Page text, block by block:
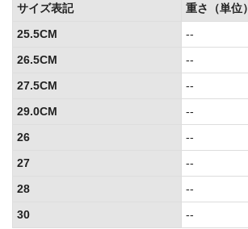
サイズ表記
重さ（単位）
25.5CM
--
26.5CM
--
27.5CM
--
29.0CM
--
26
--
27
--
28
--
30
--